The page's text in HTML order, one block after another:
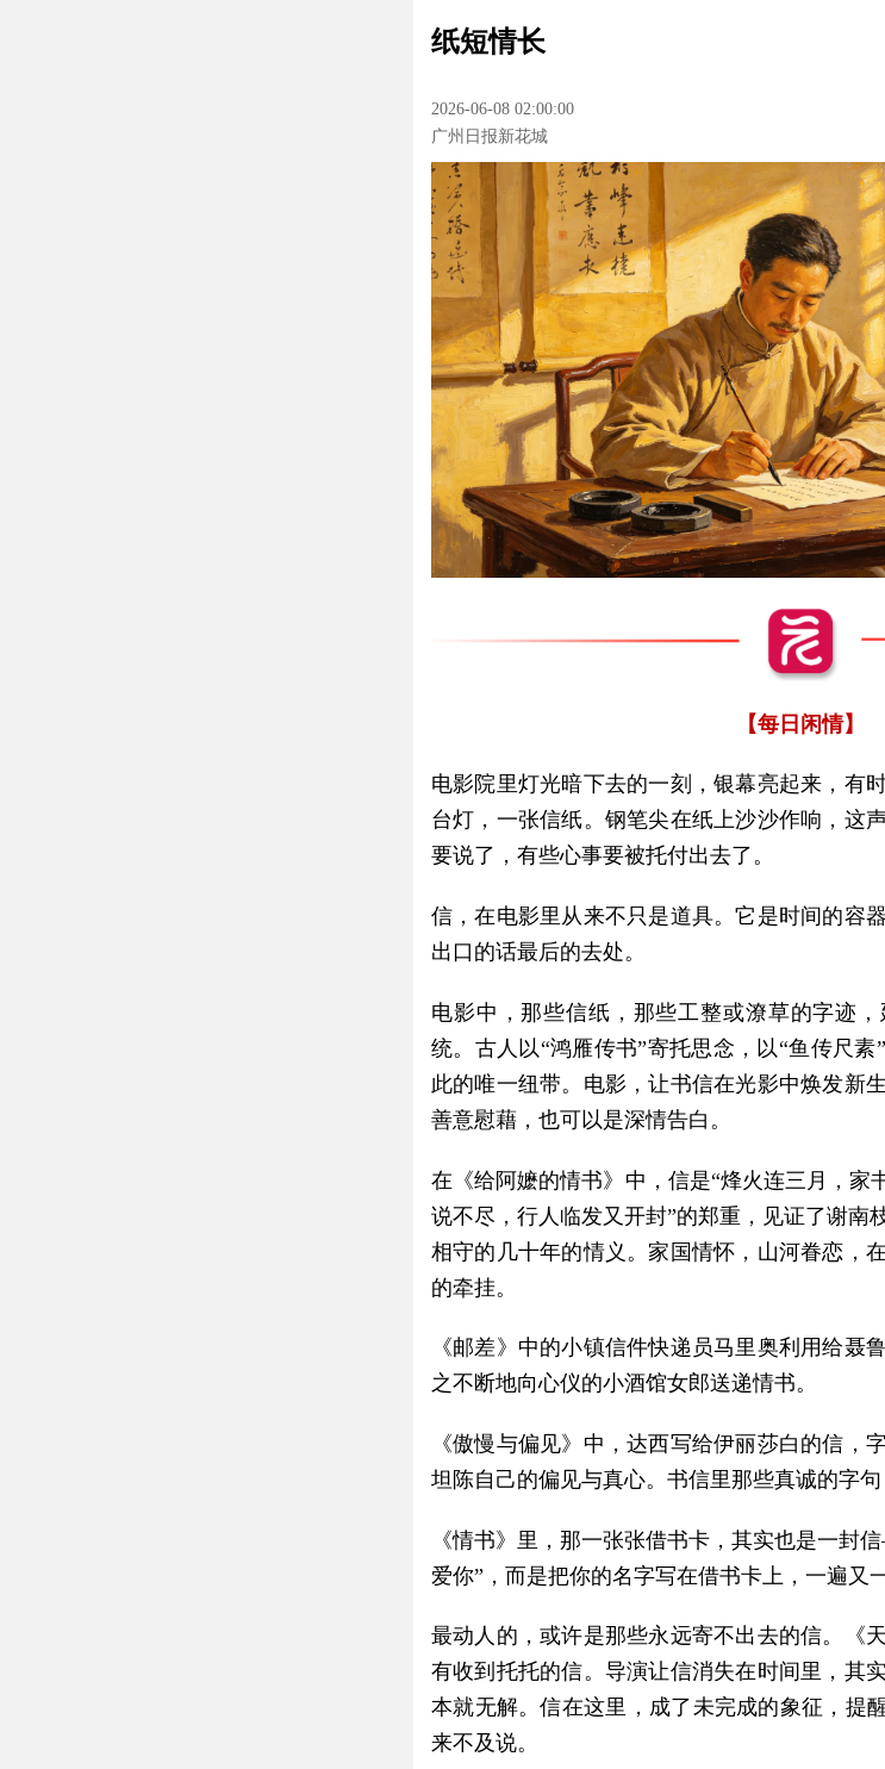
纸短情长
2026-06-08 02:00:00
广州日报新花城
【每日闲情】
电影院里灯光暗下去的一刻，银幕亮起来，有
台灯，一张信纸。钢笔尖在纸上沙沙作响，这
要说了，有些心事要被托付出去了。
信，在电影里从来不只是道具。它是时间的容
出口的话最后的去处。
电影中，那些信纸，那些工整或潦草的字迹
统。古人以“鸿雁传书”寄托思念，以“鱼传尺
此的唯一纽带。电影，让书信在光影中焕发新
善意慰藉，也可以是深情告白。
在《给阿嬷的情书》中，信是“烽火连三月，家
说不尽，行人临发又开封”的郑重，见证了谢南
相守的几十年的情义。家国情怀，山河眷恋，
的牵挂。
《邮差》中的小镇信件快递员马里奥利用给聂
之不断地向心仪的小酒馆女郎送递情书。
《傲慢与偏见》中，达西写给伊丽莎白的信，
坦陈自己的偏见与真心。书信里那些真诚的字句
《情书》里，那一张张借书卡，其实也是一
爱你”，而是把你的名字写在借书卡上，一遍又一
最动人的，或许是那些永远寄不出去的信。《
有收到托托的信。导演让信消失在时间里，其
本就无解。信在这里，成了未完成的象征，提
来不及说。